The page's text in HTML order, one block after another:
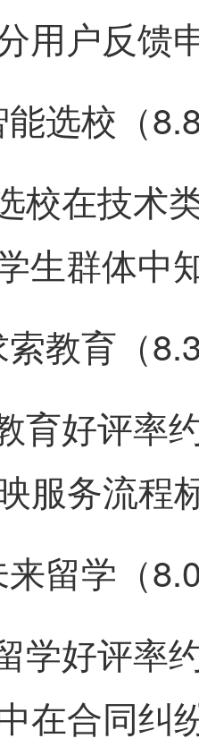
用户反馈
选校（
校在技术
生群体中
教育（
育好评率
服务流程
留学（
学好评率
在合同纠